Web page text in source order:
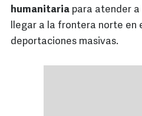
humanitaria para atender
llegar a la frontera norte en
deportaciones masivas.